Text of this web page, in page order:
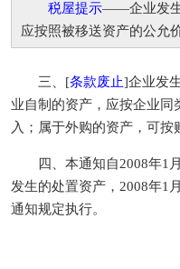
税屋提示——企业发生
应按照被移送资产的公允
三、[条款废止]企业发
业自制的资产，应按企业同
入；属于外购的资产，可按
四、本通知自2008年1月
发生的处置资产，2008年1
通知规定执行。